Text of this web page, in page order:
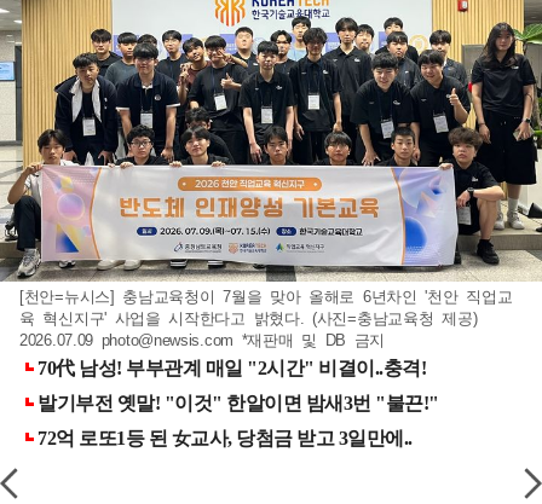
[천안=뉴시스] 충남교육청이 7월을 맞아 올해로 6년차인 '천안 직업교
육 혁신지구' 사업을 시작한다고 밝혔다. (사진=충남교육청 제공)
2026.07.09 photo@newsis.com *재판매 및 DB 금지